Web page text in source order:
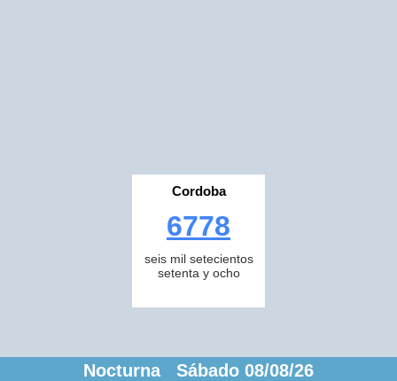
Cordoba
6778
seis mil setecientos
setenta y ocho
Nocturna Sábado 08/08/26